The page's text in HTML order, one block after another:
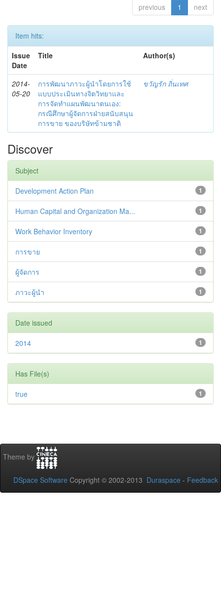
previous 1 next
Item hits:
Issue
Date
Title Author(s)
2014-
05-20
การพัฒนาภาวะผู้นำโดยการใช้
แบบประเมินทางจิตวิทยาและ
การจัดทำแผนพัฒนาตนเอง:
กรณีศึกษาผู้จัดการฝ่ายสนับสนุน
การขาย ของบริษัทข้ามชาติ
ขวัญรัก ถิ่นเทศ
Discover
Subject
1
Development Action Plan
1
Human Capital and Organization Ma...
1
Work Behavior Inventory
1
การขาย
1
ผู้จัดการ
1
ภาวะผู้นำ
Date issued
1
2014
Has File(s)
1
true
Theme by
DSpace Software Copyright © 2002-2013 Duraspace - Feedback